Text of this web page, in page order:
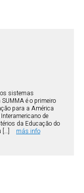
sistemas
é o primeiro
para a América
de
da Educação do
[…]
más info